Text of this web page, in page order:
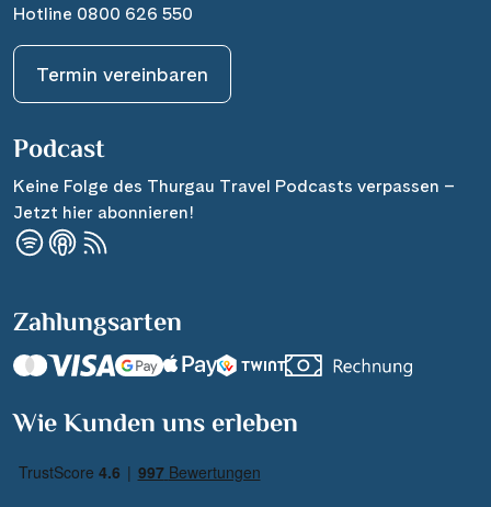
Hotline 0800 626 550
Termin vereinbaren
Podcast
Keine Folge des Thurgau Travel Podcasts verpassen –
Jetzt hier abonnieren!
Zahlungsarten
Wie Kunden uns erleben